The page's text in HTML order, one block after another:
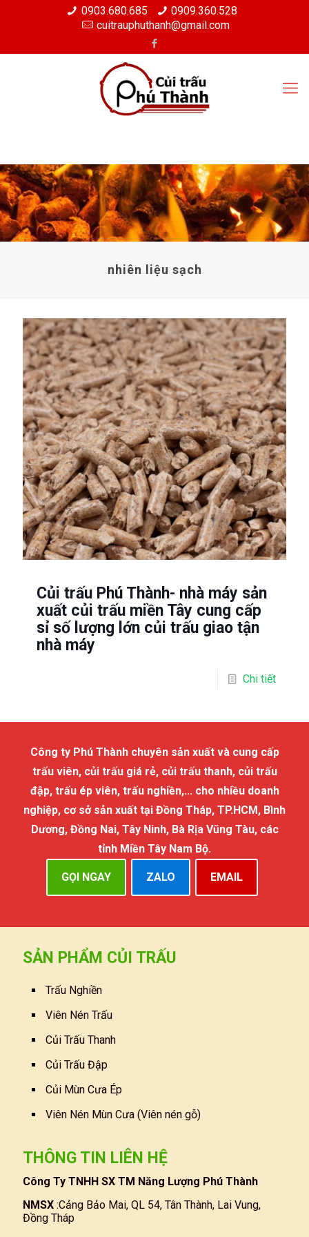
0903.680.685
0909.360.528
cuitrauphuthanh@gmail.com
nhiên liệu sạch
Củi trấu Phú Thành- nhà máy sản
xuất củi trấu miền Tây cung cấp
sỉ số lượng lớn củi trấu giao tận
nhà máy
Chi tiết
Công ty Phú Thành chuyên sản xuất và cung cấp
trấu viên, củi trấu giá rẻ, củi trấu thanh, củi trấu
đập, trấu ép viên, trấu nghiền,... cho nhiều doanh
nghiệp, cơ sở sản xuất tại Đồng Tháp, TP.HCM, Bình
Dương, Đồng Nai, Tây Ninh, Bà Rịa Vũng Tàu, các
tỉnh Miền Tây Nam Bộ.
GỌI NGAY ZALO EMAIL
SẢN PHẨM CỦI TRẤU
Trấu Nghiền
Viên Nén Trấu
Củi Trấu Thanh
Củi Trấu Đập
Củi Mùn Cưa Ép
Viên Nén Mùn Cưa (Viên nén gỗ)
THÔNG TIN LIÊN HỆ
Công Ty TNHH SX TM Năng Lượng Phú Thành
NMSX :Cảng Bảo Mai, QL 54, Tân Thành, Lai Vung,
Đồng Tháp